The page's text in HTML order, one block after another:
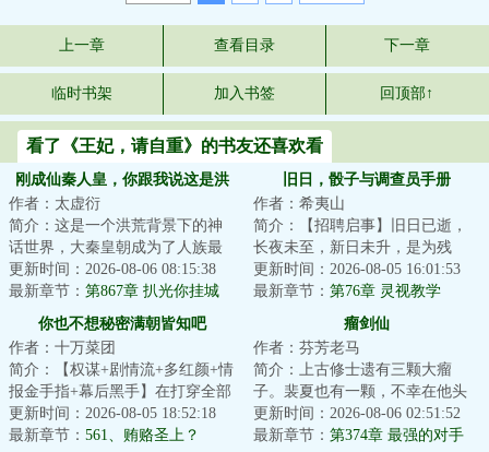
上一章 查看目录 下一章
临时书架 加入书签 回顶部↑
看了《王妃，请自重》的书友还喜欢看
刚成仙秦人皇，你跟我说这是洪
作者：太虚衍
简介：这是一个洪荒背景下的神
话世界，大秦皇朝成为了人族最
后一个气运之朝！凡人在这个世
界，微不足道，...
更新时间：2026-08-06 08:15:38
最新章节： 第867章 扒光你挂城
墙！天宗掌门被一招夺剑，羞愤
到发抖
旧日，骰子与调查员手册
作者：希夷山
简介：【招聘启事】旧日已逝，
长夜未至，新日未升，是为残
昼。在这个神灾多得像路边野狗
的时代，有人试图...
更新时间：2026-08-05 16:01:53
最新章节： 第76章 灵视教学
你也不想秘密满朝皆知吧
作者：十万菜团
简介：【权谋+剧情流+多红颜+情
报金手指+幕后黑手】在打穿全部
剧情线后，李明夷穿越到了游戏
《天下潮》中...
更新时间：2026-08-05 18:52:18
最新章节： 561、贿赂圣上？
瘤剑仙
作者：芬芳老马
简介：上古修士遗有三颗大瘤
子。裴夏也有一颗，不幸在他头
里。瘤子告诉裴夏：“你太辛苦
了，从今天开始，...
更新时间：2026-08-06 02:51:52
最新章节： 第374章 最强的对手